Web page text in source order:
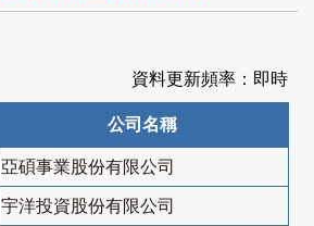
資料更新頻率：即時
公司名稱
亞碩事業股份有限公司
宇洋投資股份有限公司